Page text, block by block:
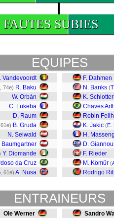
FAUTES SUBIES
EQUIPES
Vandevoordt
, 74e) R. Baku
W. Orbán
C. Lukeba
D. Raum
, 61e) B. Gruda
N. Seiwald
Baumgartner
Y. Diomande
da Cruz
, 61e) A. Nusa
F. Dahmen
N. Banks (
K.
Chaves
Robin
K. Jakic (E.
H.
D.
F. Rieder
M. Kömür (
Rodrigo
ENTRAINEURS
Ole Werner Sandro